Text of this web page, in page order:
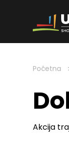
Skip to content
Početna
Akcija